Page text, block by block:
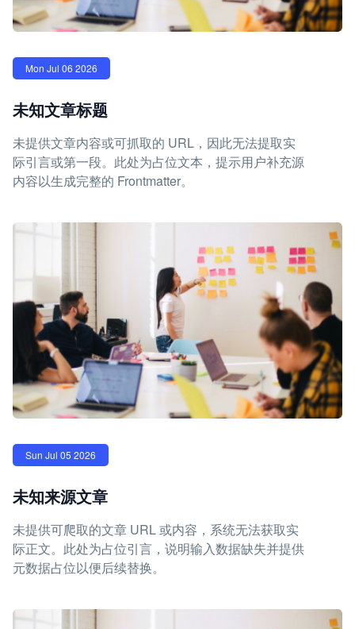
Mon Jul 06 2026
未知文章标题
未提供文章内容或可抓取的 URL，因此无法提取实
际引言或第一段。此处为占位文本，提示用户补充源
内容以生成完整的 Frontmatter。
Sun Jul 05 2026
未知来源文章
未提供可爬取的文章 URL 或内容，系统无法获取实
际正文。此处为占位引言，说明输入数据缺失并提供
元数据占位以便后续替换。